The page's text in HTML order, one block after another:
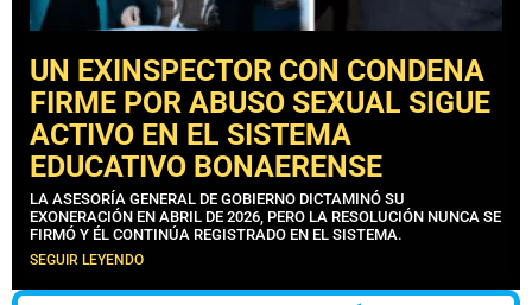
UN EXINSPECTOR CON CONDENA
FIRME POR ABUSO SEXUAL SIGUE
ACTIVO EN EL SISTEMA
EDUCATIVO BONAERENSE
LA ASESORÍA GENERAL DE GOBIERNO DICTAMINÓ SU
EXONERACIÓN EN ABRIL DE 2026, PERO LA RESOLUCIÓN NUNCA SE
FIRMÓ Y ÉL CONTINÚA REGISTRADO EN EL SISTEMA.
SEGUIR LEYENDO